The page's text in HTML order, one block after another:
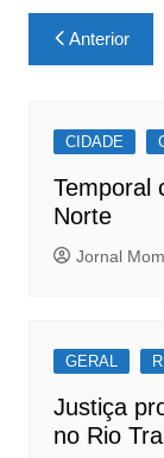
c
e
o
o
k
at
s
p
p
Navegação
de
Anterior
CIDADE
Temporal
Norte
Jornal
GERAL
Justiça
no Rio